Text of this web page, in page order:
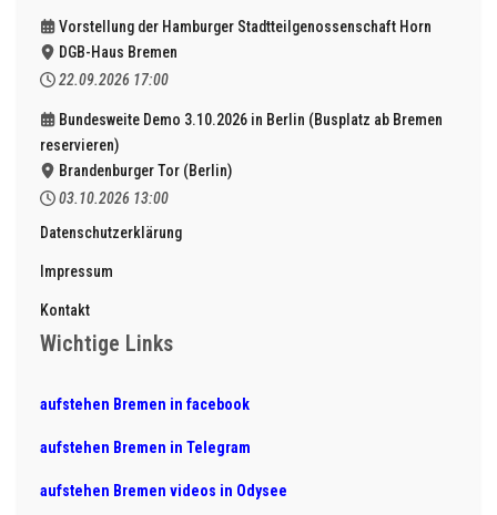
Vorstellung der Hamburger Stadtteilgenossenschaft Horn
DGB-Haus Bremen
22.09.2026 17:00
Bundesweite Demo 3.10.2026 in Berlin (Busplatz ab Bremen
reservieren)
Brandenburger Tor (Berlin)
03.10.2026 13:00
Datenschutzerklärung
Impressum
Kontakt
Wichtige Links
aufstehen Bremen in facebook
aufstehen Bremen in Telegram
aufstehen Bremen videos in Odysee